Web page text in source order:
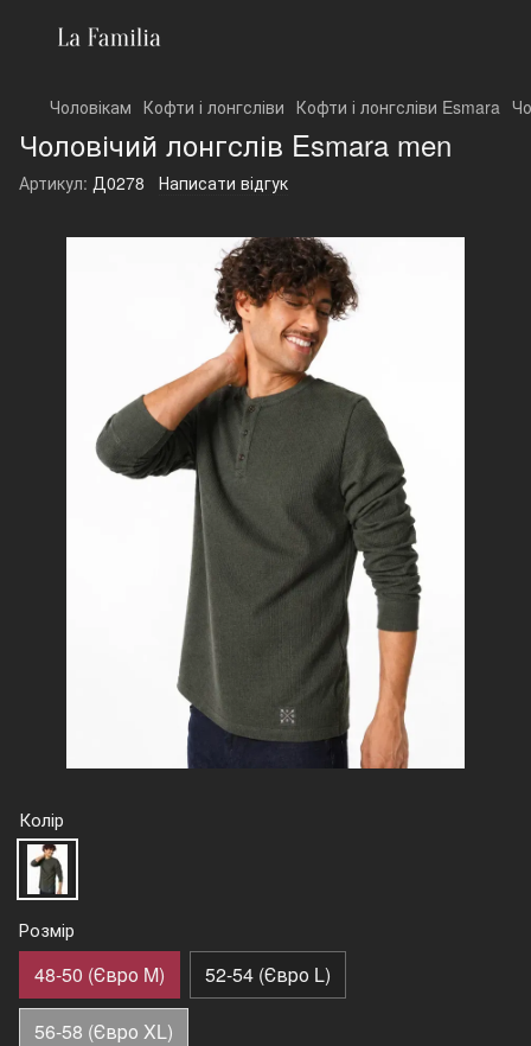
Чоловікам Кофти і лонгсліви Кофти і лонгсліви Esmara
Чоловічий лонгслів Esmara men
Артикул: Д0278 Написати відгук
Колір
Розмір
48-50 (Євро M) 52-54 (Євро L)
56-58 (Євро XL)